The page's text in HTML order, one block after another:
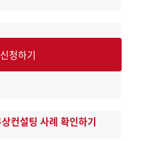
청하기
컨설팅 사례 확인하기